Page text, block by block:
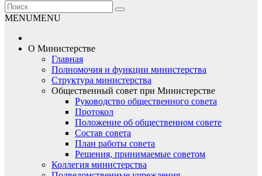
MENUMENU
О Министерстве
Главная
Полномочия и функции министерства
Структура министерства
Общественный совет при Министерстве
Руководство общественного совета
Протокол
Положение об общественном совете
Состав совета
План работы совета
Решения, принимаемые советом
Коллегия министерства